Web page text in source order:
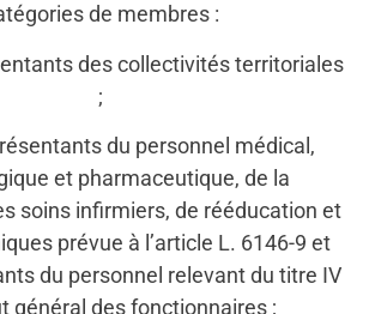
de membres :
des collectivités territoriales
;
du personnel médical,
et pharmaceutique, de la
soins infirmiers, de rééducation et
prévue à l’article L. 6146-9 et
du personnel relevant du titre IV
général des fonctionnaires ;